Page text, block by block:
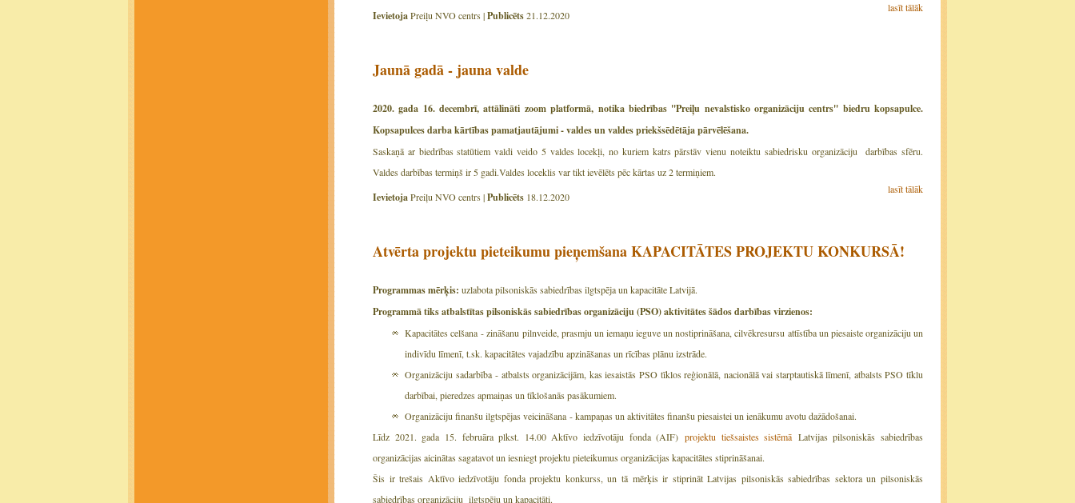
lasīt tālāk
IevietojaPreiļu NVO centrs |Publicēts21.12.2020
Jaunā gadā - jauna valde
2020. gada 16. decembrī, attālināti zoom platformā, notika biedrības ''Preiļu nevalstisko organizāciju centrs'' biedru kopsapulce.
Kopsapulces darba kārtības pamatjautājumi - valdes un valdes priekšsēdētāja pārvēlēšana.
Saskaņā ar biedrības statūtiem valdi veido 5 valdes locekļi, no kuriem katrs pārstāv vienu noteiktu sabiedrisku organizāciju darbības sfēru.
Valdes darbības termiņš ir 5 gadi.Valdes loceklis var tikt ievēlēts pēc kārtas uz 2 termiņiem.
lasīt tālāk
IevietojaPreiļu NVO centrs |Publicēts 18.12.2020
Atvērta projektu pieteikumu pieņemšana KAPACITĀTES PROJEKTU KONKURSĀ!
Programmas mērķis: uzlabota pilsoniskās sabiedrības ilgtspēja un kapacitāte Latvijā.
Programmā tiks atbalstītas pilsoniskās sabiedrības organizāciju (PSO) aktivitātes šādos darbības virzienos:
Kapacitātes celšana - zināšanu pilnveide, prasmju un iemaņu ieguve un nostiprināšana, cilvēkresursu attīstība un piesaiste organizāciju un
indivīdu līmenī, t.sk. kapacitātes vajadzību apzināšanas un rīcības plānu izstrāde.
Organizāciju sadarbība - atbalsts organizācijām, kas iesaistās PSO tīklos reģionālā, nacionālā vai starptautiskā līmenī, atbalsts PSO tīklu
darbībai, pieredzes apmaiņas un tīklošanās pasākumiem.
Organizāciju finanšu ilgtspējas veicināšana - kampaņas un aktivitātes finanšu piesaistei un ienākumu avotu dažādošanai.
Līdz 2021. gada 15. februāra plkst. 14.00 Aktīvo iedzīvotāju fonda (AIF) projektu tiešsaistes sistēmā Latvijas pilsoniskās sabiedrības
organizācijas aicinātas sagatavot un iesniegt projektu pieteikumus organizācijas kapacitātes stiprināšanai.
Šis ir trešais Aktīvo iedzīvotāju fonda projektu konkurss, un tā mērķis ir stiprināt Latvijas pilsoniskās sabiedrības sektora un pilsoniskās
sabiedrības organizāciju ilgtspēju un kapacitāti.